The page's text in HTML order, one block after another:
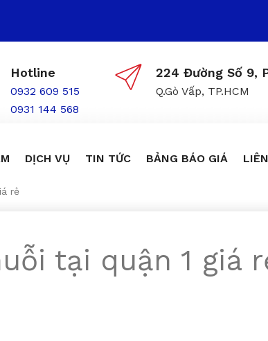
Hotline
0932 609 515
0931 144 568
224 Đường Số 9,
Q.Gò Vấp, TP.HCM
DỊCH VỤ TIN TỨC BẢNG BÁO GIÁ
rẻ
tại quận 1 giá